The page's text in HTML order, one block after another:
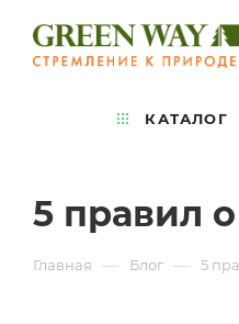
КАТАЛОГ
5 правил
Главная — Блог — 5